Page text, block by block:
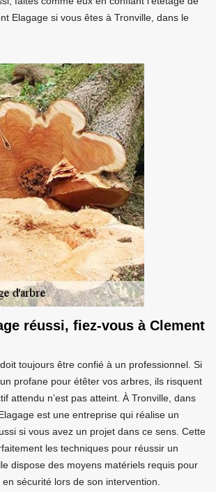
Elagage si vous êtes à Tronville, dans le
réussi, fiez-vous à Clement
toujours être confié à un professionnel. Si
profane pour étêter vos arbres, ils risquent
attendu n’est pas atteint. À Tronville, dans
est une entreprise qui réalise un
si vous avez un projet dans ce sens. Cette
les techniques pour réussir un
dispose des moyens matériels requis pour
sécurité lors de son intervention.